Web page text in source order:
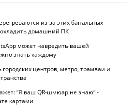
из-за этих банальных
домашний ПК
может навредить вашей
знать каждому
центров, метро, трамваи и
“Я ваш QR-шмюар не знаю“ -
картами